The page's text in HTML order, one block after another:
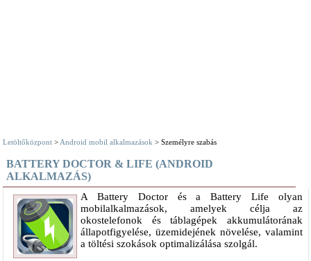
Letöltőközpont > Android mobil alkalmazások > Személyre szabás
BATTERY DOCTOR & LIFE (ANDROID
ALKALMAZÁS)
A Battery Doctor és a Battery Life olyan
mobilalkalmazások, amelyek célja az
okostelefonok és táblagépek akkumulátorának
állapotfigyelése, üzemidejének növelése, valamint
a töltési szokások optimalizálása szolgál.